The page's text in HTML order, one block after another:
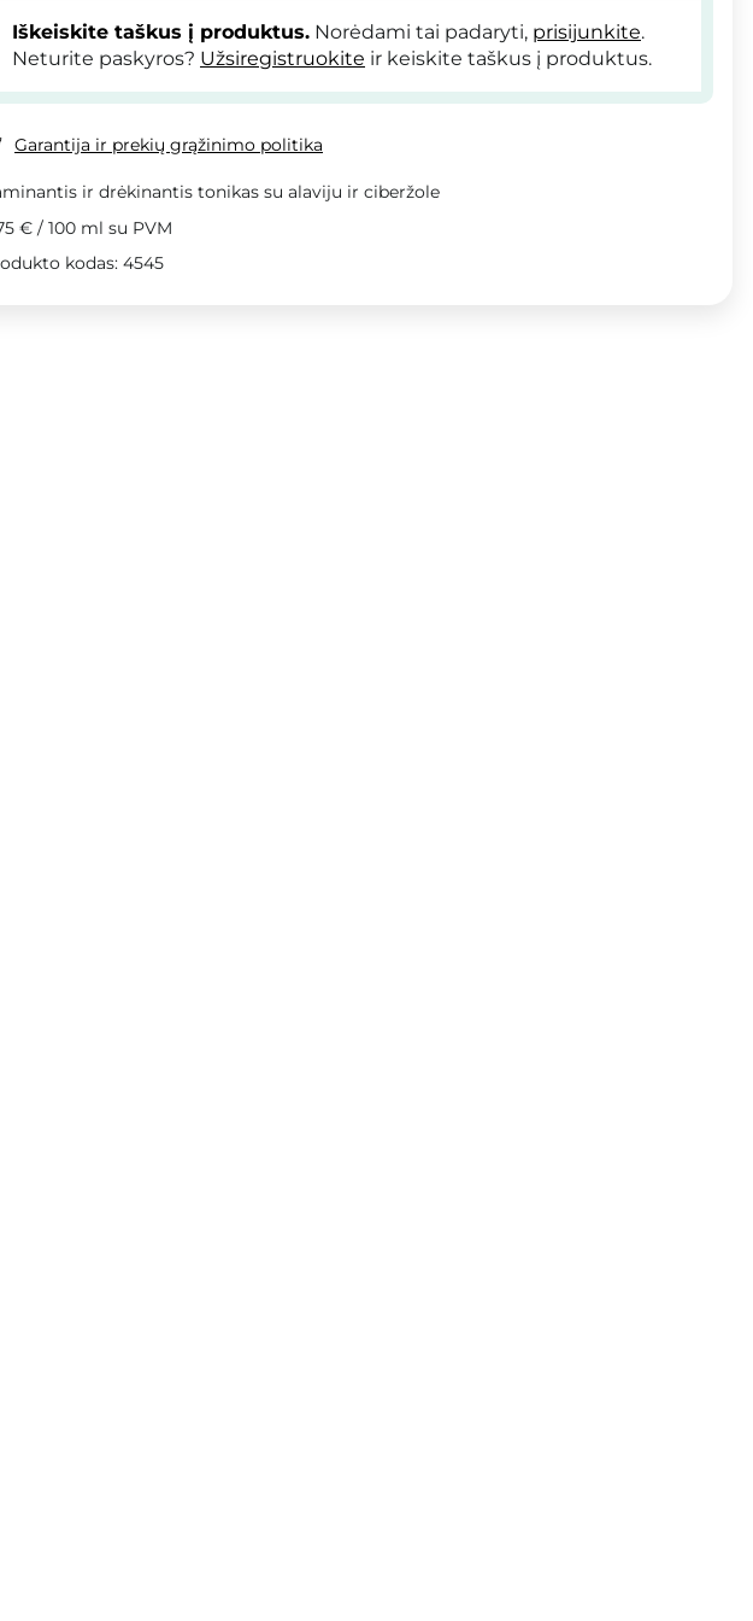
Iškeiskite taškus į produktus. Norėdami tai padaryti, prisijunkite.
Neturite paskyros? Užsiregistruokite ir keiskite taškus į produktus.
Garantija ir prekių grąžinimo politika
ir drėkinantis tonikas su alaviju ir ciberžole
€ / 100 ml su PVM
kodas: 4545